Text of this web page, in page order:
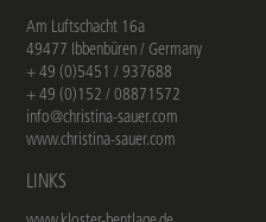
Am Luftschacht 16a
49477 Ibbenbüren / Germany
+ 49 (0)5451 / 937688
+ 49 (0)152 / 08871572
info@christina-sauer.com
www.christina-sauer.com
LINKS